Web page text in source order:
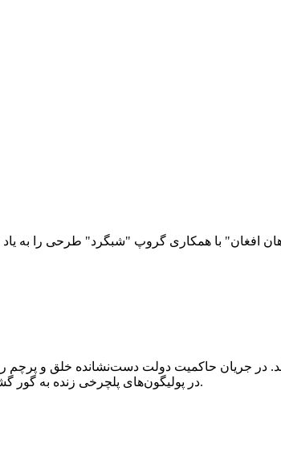
ملت ما آغاز شد. در جریان حاکمیت دولت
در پولیگون‌های پلچرخی زنده به گور گشتند، و یا به خیل ناپدیدشدگان و زندانیانی پیوستند که مدت‌ها شکنجه‌های طاقت‌فرسا را از سر گذشتاندند.